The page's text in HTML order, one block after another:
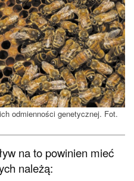
odmienności genetycznej. Fot.
na to powinien mieć
należą: